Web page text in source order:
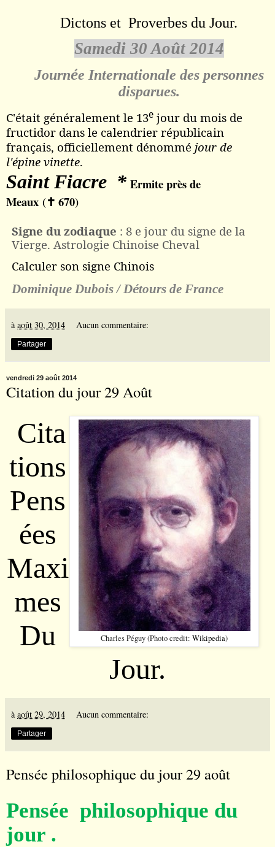
Dictons et Proverbes du Jour.
Samedi 30 Août 2014
Journée Internationale des personnes
disparues.
C'était généralement le 13e jour du mois de
fructidor dans le calendrier républicain
français, officiellement dénommé jour de
l'épine vinette.
Saint Fiacre * Ermite près de
Meaux (✝ 670)
Signe du zodiaque : 8 e jour du signe de la
Vierge. Astrologie Chinoise Cheval
Calculer son signe Chinois
Dominique Dubois / Détours de France
à août 30, 2014 Aucun commentaire:
Partager
vendredi 29 août 2014
Citation du jour 29 Août
Charles Péguy (Photo credit:Wikipedia)
Cita
tions
Pens
ées
Maxi
mes
Du
Jour.
àaoût 29, 2014 Aucun commentaire:
Partager
Pensée philosophique du jour 29 août
Pensée philosophique du
jour .